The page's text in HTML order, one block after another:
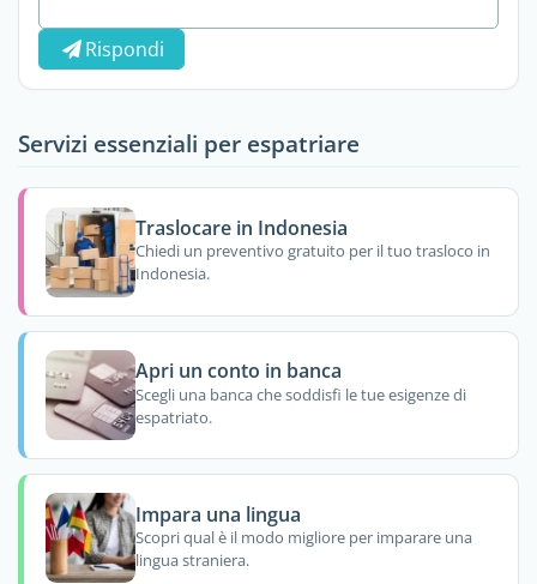
Rispondi
Servizi essenziali per espatriare
Traslocare in Indonesia
Chiedi un preventivo gratuito per il tuo trasloco in
Indonesia.
Apri un conto in banca
Scegli una banca che soddisfi le tue esigenze di
espatriato.
Impara una lingua
Scopri qual è il modo migliore per imparare una
lingua straniera.